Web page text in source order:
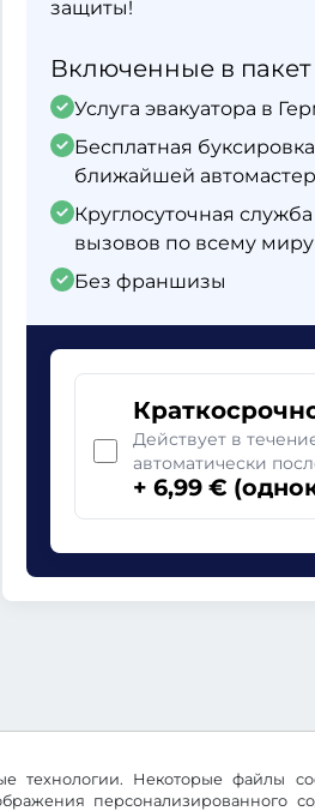
технологии. Некоторые файлы
защиты!
Включенные в пакет
Услуга эвакуатора в
Бесплатная
ближайшей
Круглосуточная
вызовов по всему миру
Без франшизы
Действует в
автоматически
+ 6,99 €